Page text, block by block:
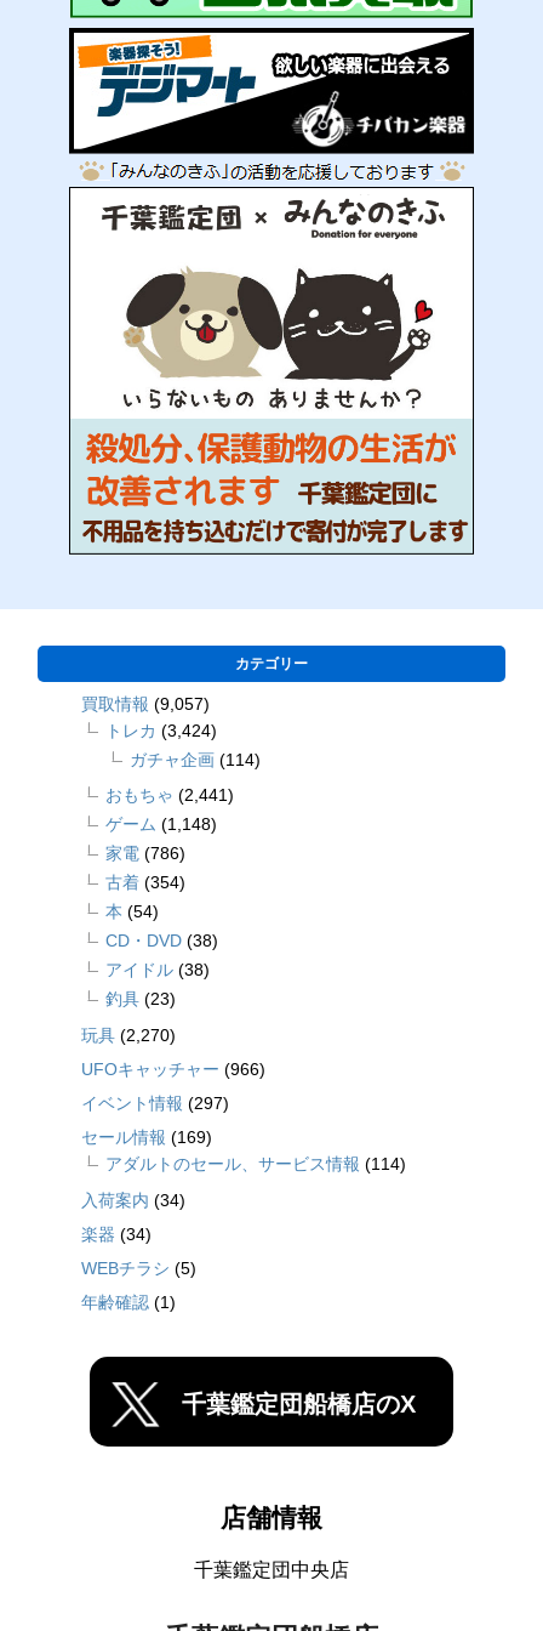
カテゴリー
買取情報 (9,057)
トレカ (3,424)
ガチャ企画 (114)
おもちゃ (2,441)
ゲーム (1,148)
家電 (786)
古着 (354)
本 (54)
CD・DVD (38)
アイドル (38)
釣具 (23)
玩具 (2,270)
UFOキャッチャー (966)
イベント情報 (297)
セール情報 (169)
アダルトのセール、サービス情報 (114)
入荷案内 (34)
楽器 (34)
WEBチラシ (5)
年齢確認 (1)
千葉鑑定団船橋店のX
店舗情報
千葉鑑定団中央店